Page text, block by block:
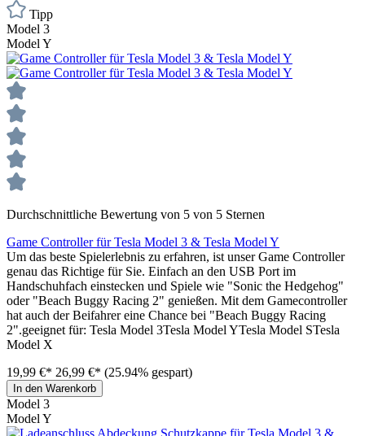
Tipp
Model 3
Model Y
Durchschnittliche Bewertung von 5 von 5 Sternen
Game Controller für Tesla Model 3 & Tesla Model Y
Um das beste Spielerlebnis zu erfahren, ist unser Game Controller
genau das Richtige für Sie. Einfach an den USB Port im
Handschuhfach einstecken und Spiele wie "Sonic the Hedgehog"
oder "Beach Buggy Racing 2" genießen. Mit dem Gamecontroller
hat auch der Beifahrer eine Chance bei "Beach Buggy Racing
2".geeignet für: Tesla Model 3Tesla Model YTesla Model STesla
Model X
19,99 €* 26,99 €* (25.94% gespart)
In den Warenkorb
Model 3
Model Y